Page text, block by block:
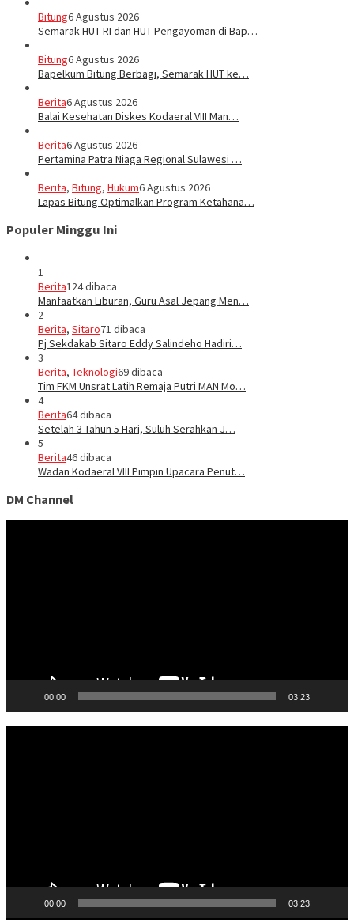
Bitung6 Agustus 2026
Semarak HUT RI dan HUT Pengayoman di Bap…
Bitung6 Agustus 2026
‎Bapelkum Bitung Berbagi, Semarak HUT ke…
Berita6 Agustus 2026
Balai Kesehatan Diskes Kodaeral VIII Man…
Berita6 Agustus 2026
Pertamina Patra Niaga Regional Sulawesi …
Berita, Bitung, Hukum6 Agustus 2026
Lapas Bitung Optimalkan Program Ketahana…
Populer Minggu Ini
1
Berita124 dibaca
Manfaatkan Liburan, Guru Asal Jepang Men…
2
Berita, Sitaro71 dibaca
Pj Sekdakab Sitaro Eddy Salindeho Hadiri…
3
Berita, Teknologi69 dibaca
Tim FKM Unsrat Latih Remaja Putri MAN Mo…
4
Berita64 dibaca
Setelah 3 Tahun 5 Hari, Suluh Serahkan J…
5
Berita46 dibaca
Wadan Kodaeral VIII Pimpin Upacara Penut…
DM Channel
00:00 03:23
00:00 03:23